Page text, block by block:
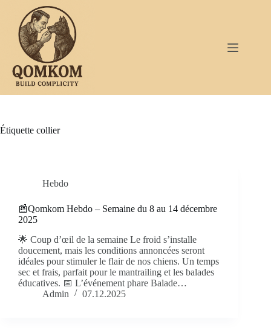
contenu
Étiquette collier
Hebdo
📰Qomkom Hebdo – Semaine du 8 au 14 décembre
2025
🌟 Coup d’œil de la semaine Le froid s’installe
doucement, mais les conditions annoncées seront
idéales pour stimuler le flair de nos chiens. Un temps
sec et frais, parfait pour le mantrailing et les balades
éducatives. 📅 L’événement phare Balade…
Admin
07.12.2025